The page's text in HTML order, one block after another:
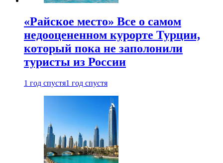
«Райское место» Все о самом
недооцененном курорте Турции,
который пока не заполонили
туристы из России
1 год спустя1 год спустя